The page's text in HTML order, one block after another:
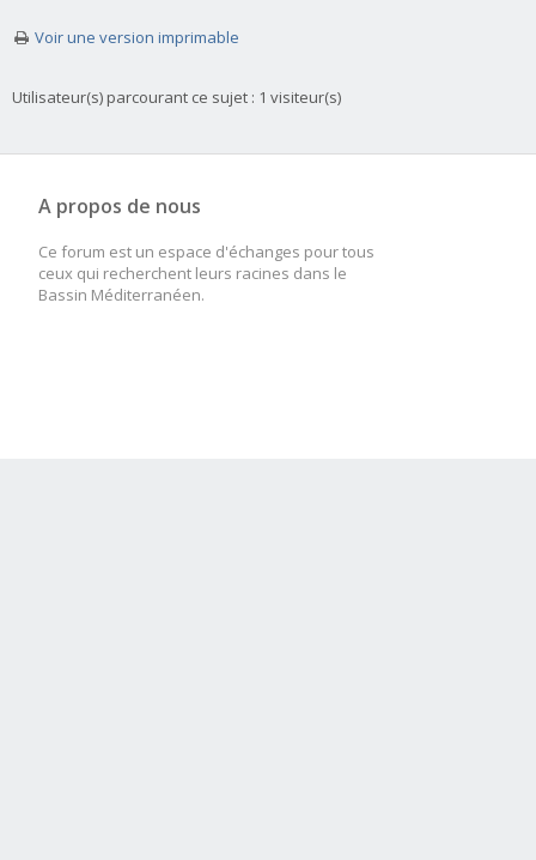
Voir une version imprimable
Utilisateur(s) parcourant ce sujet : 1 visiteur(s)
A propos de nous
Ce forum est un espace d'échanges pour tous
ceux qui recherchent leurs racines dans le
Bassin Méditerranéen.